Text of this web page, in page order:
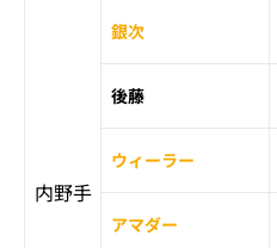
内野手
銀次
後藤
ウィーラー
アマダー